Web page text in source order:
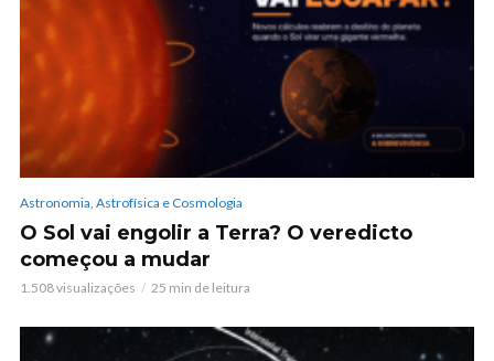
Astronomia, Astrofísica e Cosmologia
O Sol vai engolir a Terra? O veredicto
começou a mudar
1.508 visualizações 25 min de leitura